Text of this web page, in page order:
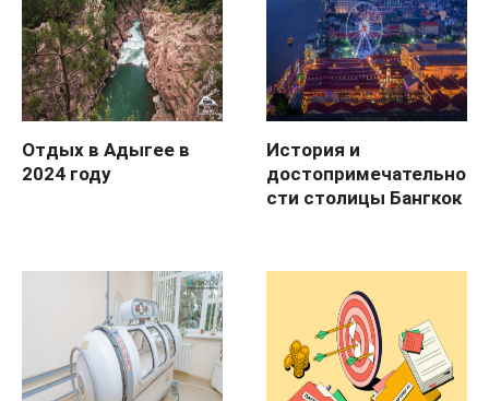
Отдых в Адыгее в
2024 году
История и
достопримечательно
сти столицы Бангкок